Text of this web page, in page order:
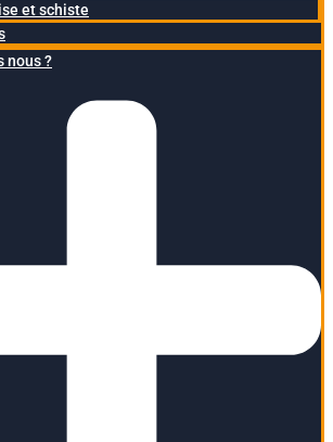
et schiste
nous ?